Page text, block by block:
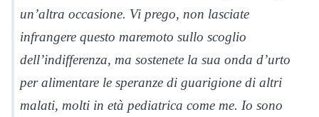
un’altra occasione. Vi prego, non lasciate
infrangere questo maremoto sullo scoglio
dell’indifferenza, ma sostenete la sua onda d’urto
per alimentare le speranze di guarigione di altri
malati, molti in età pediatrica come me. Io sono